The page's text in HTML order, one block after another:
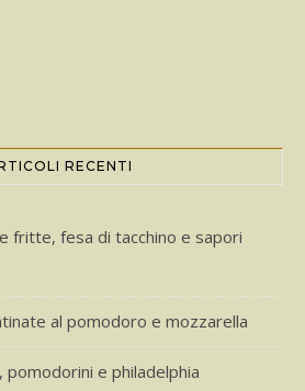
RECENTI
fritte, fesa di tacchino e sapori
al pomodoro e mozzarella
e philadelphia